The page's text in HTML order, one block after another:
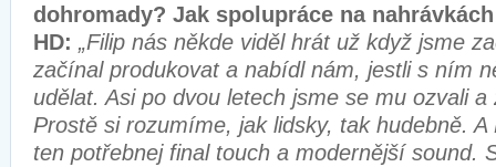
dohromady? Jak spolupráce na
HD: „Filip nás někde viděl hrát už když jsme
začínal produkovat a nabídl nám, jestli s ním
udělat. Asi po dvou letech jsme se mu ozvali
Prostě si rozumíme, jak lidsky, tak hudebně. A
ten potřebnej final touch a modernější sound.